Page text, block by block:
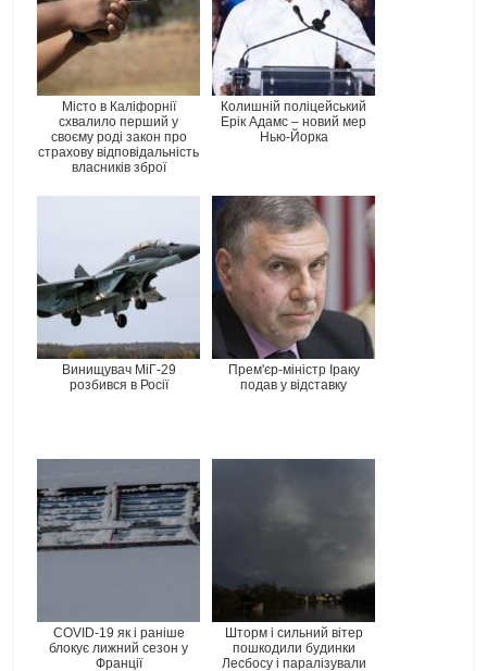
Місто в Каліфорнії
схвалило перший у
своєму роді закон про
страхову відповідальність
власників зброї
Колишній поліцейський
Ерік Адамс – новий мер
Нью-Йорка
Винищувач МіГ-29
розбився в Росії
Прем'єр-міністр Іраку
подав у відставку
COVID-19 як і раніше
блокує лижний сезон у
Франції
Шторм і сильний вітер
пошкодили будинки
Лесбосу і паралізували